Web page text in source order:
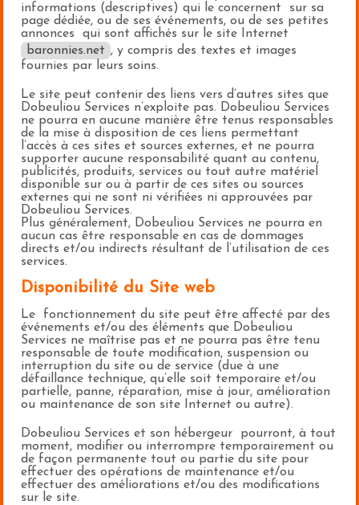
informations (descriptives) qui le concernent sur sa
page dédiée, ou de ses événements, ou de ses petites
annonces qui sont affichés sur le site Internet
baronnies.net , y compris des textes et images
fournies par leurs soins.
Le site peut contenir des liens vers d’autres sites que
Dobeuliou Services n’exploite pas. Dobeuliou Services
ne pourra en aucune manière être tenus responsables
de la mise à disposition de ces liens permettant
l’accès à ces sites et sources externes, et ne pourra
supporter aucune responsabilité quant au contenu,
publicités, produits, services ou tout autre matériel
disponible sur ou à partir de ces sites ou sources
externes qui ne sont ni vérifiées ni approuvées par
Dobeuliou Services.
Plus généralement, Dobeuliou Services ne pourra en
aucun cas être responsable en cas de dommages
directs et/ou indirects résultant de l’utilisation de ces
services.
Disponibilité du Site web
Le fonctionnement du site peut être affecté par des
événements et/ou des éléments que Dobeuliou
Services ne maîtrise pas et ne pourra pas être tenu
responsable de toute modification, suspension ou
interruption du site ou de service (due à une
défaillance technique, qu’elle soit temporaire et/ou
partielle, panne, réparation, mise à jour, amélioration
ou maintenance de son site Internet ou autre).
Dobeuliou Services et son hébergeur pourront, à tout
moment, modifier ou interrompre temporairement ou
de façon permanente tout ou partie du site pour
effectuer des opérations de maintenance et/ou
effectuer des améliorations et/ou des modifications
sur le site.